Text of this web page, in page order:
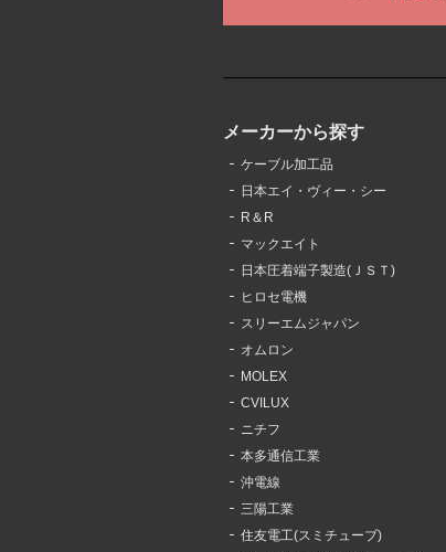
メーカーから探す
ケーブル加工品
日本エイ・ヴィー・シー
R＆R
マックエイト
日本圧着端子製造(ＪＳＴ)
ヒロセ電機
スリーエムジャパン
オムロン
MOLEX
CVILUX
ニチフ
本多通信工業
沖電線
三陽工業
住友電工(スミチューブ)